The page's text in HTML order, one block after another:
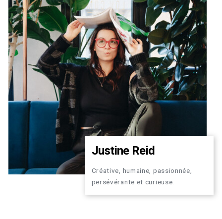
Justine Reid
Créative, humaine, passionnée,
persévérante et curieuse.